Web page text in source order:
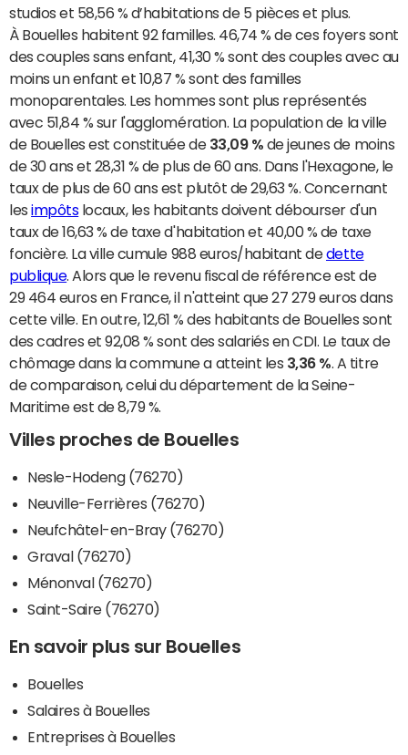
studios et 58,56 % d’habitations de 5 pièces et plus.
À Bouelles habitent 92 familles. 46,74 % de ces foyers sont
des couples sans enfant, 41,30 % sont des couples avec au
moins un enfant et 10,87 % sont des familles
monoparentales. Les hommes sont plus représentés
avec 51,84 % sur l'agglomération. La population de la ville
de Bouelles est constituée de 33,09 % de jeunes de moins
de 30 ans et 28,31 % de plus de 60 ans. Dans l'Hexagone, le
taux de plus de 60 ans est plutôt de 29,63 %. Concernant
lesimpôtslocaux, les habitants doivent débourser d'un
taux de 16,63 % de taxe d'habitation et 40,00 % de taxe
foncière. La ville cumule 988 euros/habitant dedette
publique. Alors que le revenu fiscal de référence est de
29 464 euros en France, il n'atteint que 27 279 euros dans
cette ville. En outre, 12,61 % des habitants de Bouelles sont
des cadres et 92,08 % sont des salariés en CDI. Le taux de
chômage dans la commune a atteint les 3,36 % . A titre
de comparaison, celui du département de la Seine-
Maritime est de 8,79 %.
Villes proches de Bouelles
Nesle-Hodeng (76270)
Neuville-Ferrières (76270)
Neufchâtel-en-Bray (76270)
Graval (76270)
Ménonval (76270)
Saint-Saire (76270)
En savoir plus sur Bouelles
Bouelles
Salaires à Bouelles
Entreprises à Bouelles